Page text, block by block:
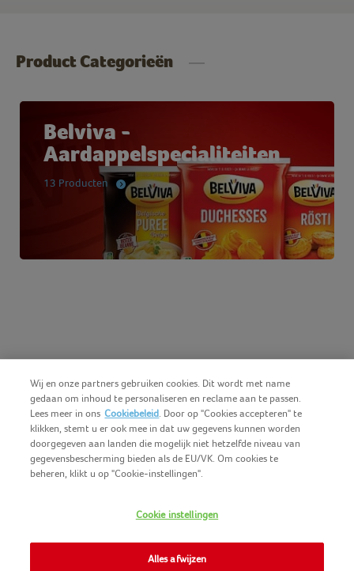
Product Categorieën
Belviva -
Aardappelspecialiteiten
13 Producten
COPYRIGHT IGLO 2025
CONTACTEER ONS
COOKIE-POLICY
Wij en onze partners gebruiken cookies. Dit wordt met name
gedaan om inhoud te personaliseren en reclame aan te passen.
Lees meer in ons Cookiebeleid. Door op "Cookies accepteren" te
klikken, stemt u er ook mee in dat uw gegevens kunnen worden
doorgegeven aan landen die mogelijk niet hetzelfde niveau van
gegevensbescherming bieden als de EU/VK. Om cookies te
beheren, klikt u op "Cookie-instellingen".
Cookie instellingen
Alles afwijzen